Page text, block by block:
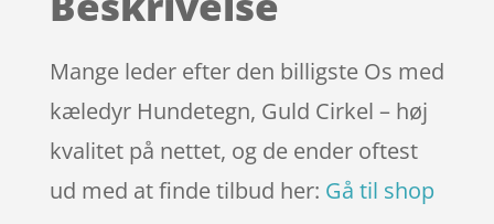
mmelser
Mange leder efter den billigste Os med
kæledyr Hundetegn, Guld Cirkel – høj
kvalitet på nettet, og de ender oftest
ud med at finde tilbud her: Gå til shop